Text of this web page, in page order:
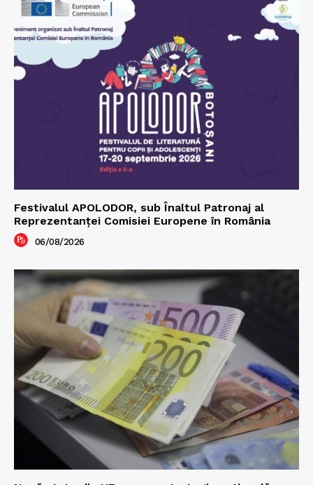
Festivalul APOLODOR, sub Înaltul Patronaj al
Reprezentanței Comisiei Europene în România
06/08/2026